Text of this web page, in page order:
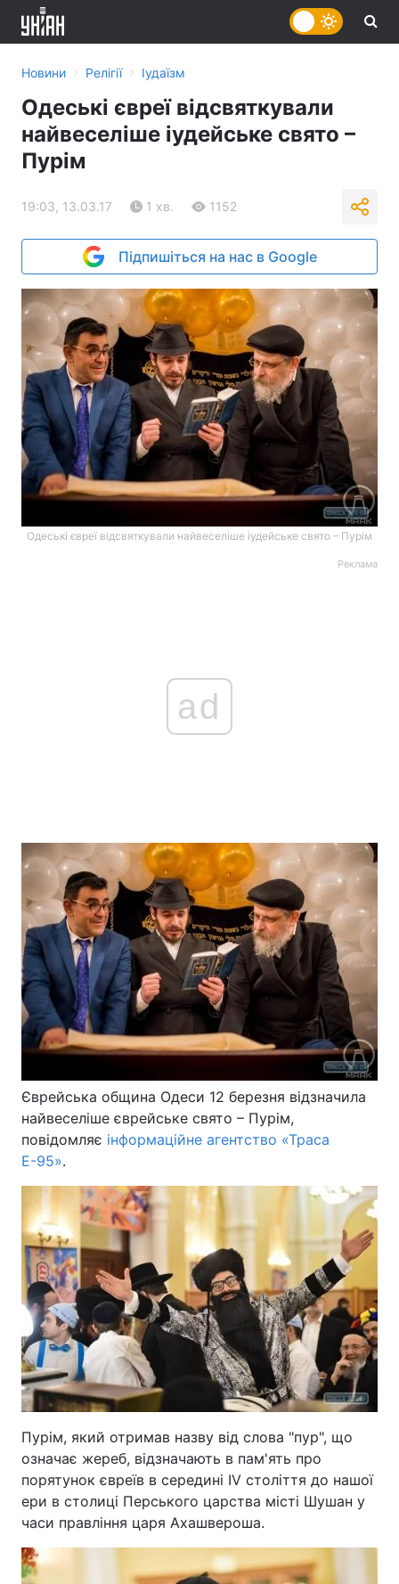
Головна Війна
Україна Політика
Економіка Світ
Спорт Наука
Техно і зв'язок Лайт
Здоров'я Туризм
Цікавинки Погода
Екологія Регіони
Лонгріди
Відео з Youtube Статті
Інтерв'ю Думки
Архів Вакансії
Контакти
Послуги
Новини › Релігії › Іудаїзм
Одеські євреї відсвяткували
найвеселіше іудейське свято –
Пурім
19:03, 13.03.17 1 хв. 1152
Підпишіться на нас в Google
Одеські євреї відсвяткували найвеселіше іудейське свято – Пурім
Реклама
ad
Єврейська община Одеси 12 березня відзначила
найвеселіше єврейське свято – Пурім,
повідомляє інформаційне агентство «Траса
Е-95».
Пурім, який отримав назву від слова "пур", що
означає жереб, відзначають в пам'ять про
порятунок євреїв в середині IV століття до нашої
ери в столиці Перського царства місті Шушан у
часи правління царя Ахашвероша.